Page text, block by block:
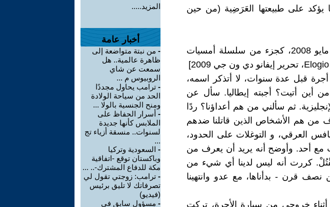
يؤكد على طبيعتها العَرَضِية (من حين
[محاضرة ألقيت في جامعة بولونيا في 15 مايو 2008، كجزء من سلسلة أمسيات
قبل عدة سنوات، لا أتذكر اسمه،
أين أتيت؟ أجبته إيطاليا. سأل عن
ثم سألني من هم أعداؤنا؟ ردًا
من هم الأشخاص الذين قاتلنا ضدهم
العرقي، و التوغلات على الحدود،
مع أحد. وأوضح أنه يريد أن يعرف من
نَقْتُلْ. كررت أنه ليس لدينا أي شيء من
نصف قرن - بدأناها، مع عدو وانتهينا
خروجي من سيارة الأجرة، تركت
المزيد.....
أخبار عامة
- من نبتة متواضعة إلى
ظاهرة عالمية.. هل
سمعت عن شاي
الروبيوس م ...
- ترامب يحاول مجددًا
الحد من سياحة الولادة
ومنح الجنسية بالولا ...
- أسرار الحفاظ على
الملابس كأنها جديدة
لسنوات.. منسقة أزياء تج
...
- السعودية وتركيا
وباكستان توقع -اتفاقية
مكة للدفاع المشترك-.. ...
- ترامب: زوجتي تقول لي
تصرفاتك لا تليق برئيس
(فيديو)
- مسؤول سابق في